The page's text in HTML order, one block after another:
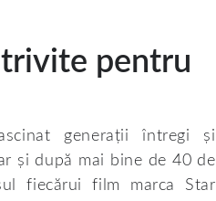
pentru
generații întregi și
și după mai bine de 40 de
fiecărui film marca Star